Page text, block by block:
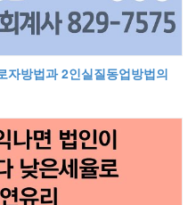
자방법과 2인실질동업방법의